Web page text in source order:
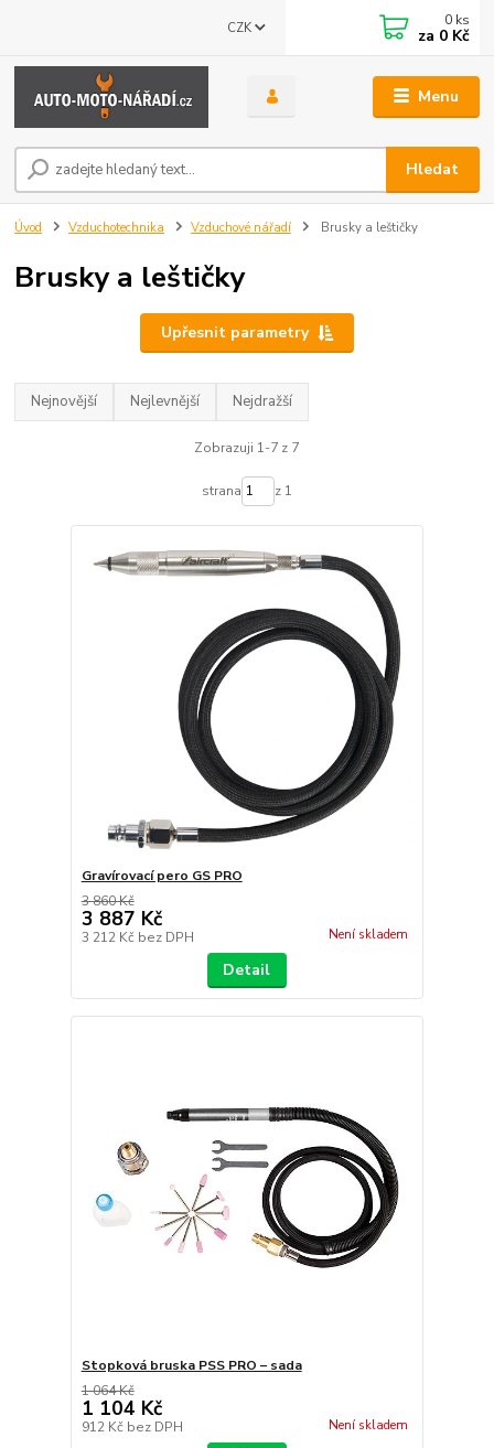
Menu
CZK
Hledat
0 ks
za 0 Kč
Úvod Vzduchotechnika Vzduchové nářadí Brusky a leštičky
Brusky a leštičky
Upřesnit parametry
Nejnovější Nejlevnější Nejdražší
Zobrazuji 1-7 z 7
strana z 1
Gravírovací pero GS PRO
3 860 Kč
3 887 Kč
3 212 Kč bez DPH Není skladem
Detail
Stopková bruska PSS PRO – sada
1 064 Kč
1 104 Kč
912 Kč bez DPH Není skladem